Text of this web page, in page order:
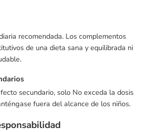
recomendada. Los complementos
de una dieta sana y equilibrada ni
secundario, solo No exceda la dosis
fuera del alcance de los niños.